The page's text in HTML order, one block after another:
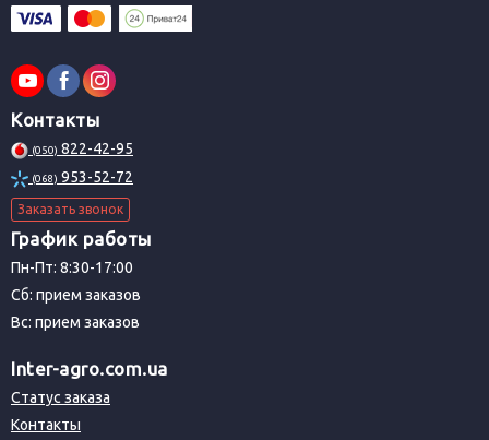
Контакты
(050) 822-42-95
(068) 953-52-72
Заказать звонок
График работы
Пн-Пт: 8:30-17:00
Сб: прием заказов
Вс: прием заказов
Inter-agro.com.ua
Статус заказа
Контакты